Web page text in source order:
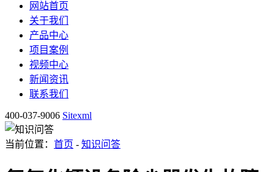
网站首页
关于我们
产品中心
项目案例
视频中心
新闻资讯
联系我们
400-037-9006 Sitexml
当前位置： 首页 - 知识问答